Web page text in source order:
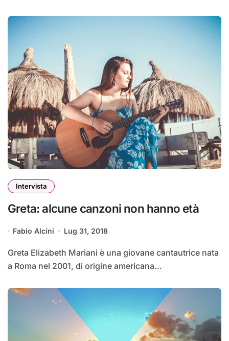
Intervista
Greta: alcune canzoni non hanno età
Fabio Alcini Lug 31, 2018
Greta Elizabeth Mariani è una giovane cantautrice nata
a Roma nel 2001, di origine americana...